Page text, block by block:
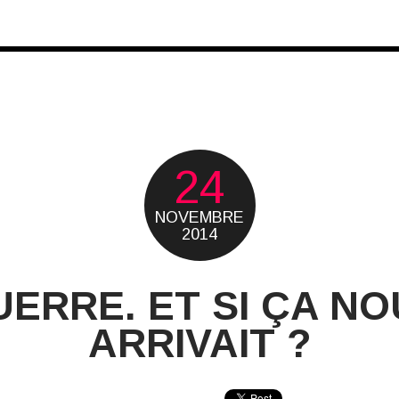
24
NOVEMBRE
2014
ET SI ÇA
ARRIVAIT ?